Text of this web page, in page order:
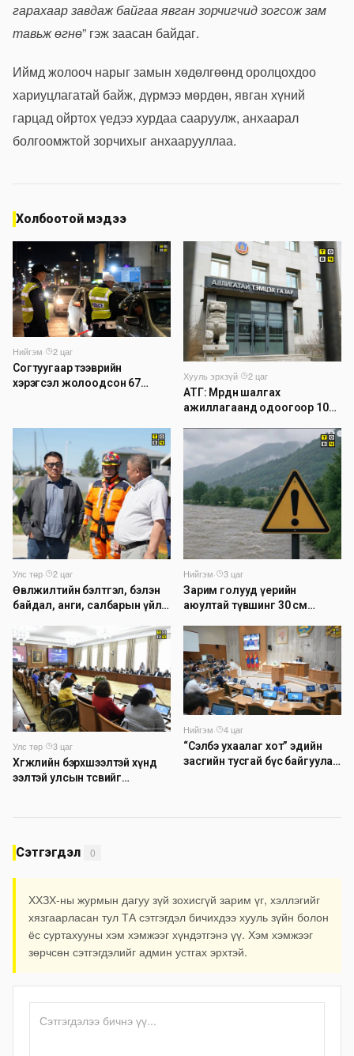
гарахаар завдаж байгаа явган зорчигчид зогсож зам
тавьж өгнө” гэж заасан байдаг.
Иймд жолооч нарыг замын хөдөлгөөнд оролцохдоо
хариуцлагатай байж, дүрмээ мөрдөн, явган хүний
гарцад ойртох үедээ хурдаа сааруулж, анхаарал
болгоомжтой зорчихыг анхаарууллаа.
Холбоотой мэдээ
Нийгэм·
2 цаг
Согтуугаар тээврийн
хэрэгсэл жолоодсон 67
Хууль эрхзүй·
2 цаг
АТГ: Мөрдөн шалгах
ажиллагаанд одоогоор 1026
Улс төр·
2 цаг
Өвөлжилтийн бэлтгэл, бэлэн
байдал, анги, салбарын үйл
Нийгэм·
3 цаг
Зарим голууд үерийн
аюултай түвшинг 30 см
Улс төр·
3 цаг
Хөгжлийн бэрхшээлтэй хүнд
ээлтэй улсын төсвийг
Нийгэм·
4 цаг
“Сэлбэ ухаалаг хот” эдийн
засгийн тусгай бүс байгуулах
Сэтгэгдэл 0
ХХЗХ-ны журмын дагуу зүй зохисгүй зарим үг, хэллэгийг
хязгаарласан тул ТА сэтгэгдэл бичихдээ хууль зүйн болон
ёс суртахууны хэм хэмжээг хүндэтгэнэ үү. Хэм хэмжээг
зөрчсөн сэтгэгдэлийг админ устгах эрхтэй.